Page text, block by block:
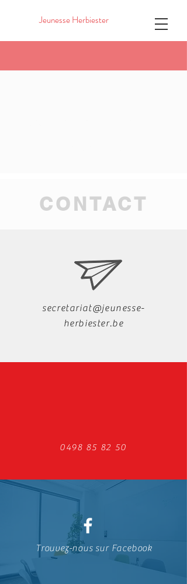
Jeunesse Herbiester
CONTACT
secretariat@jeunesse-
herbiester.be
0498 85 82 50
Trouvez-nous sur Facebook